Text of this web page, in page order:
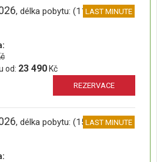
, délka pobytu: (11 dní)LAST MINUTE
od: 23 490 Kč
REZERVACE
, délka pobytu: (15 dní)LAST MINUTE